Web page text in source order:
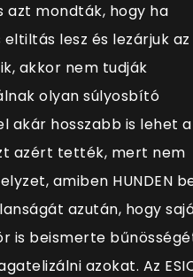
azt mondták, hogy ha
lesz és lezárjuk az
akkor nem tudják
olyan súlyosbító
akár hosszabb is lehet a
azért tették, mert nem
amiben HUNDEN
azután, hogy
is beismerte
azokat. Az